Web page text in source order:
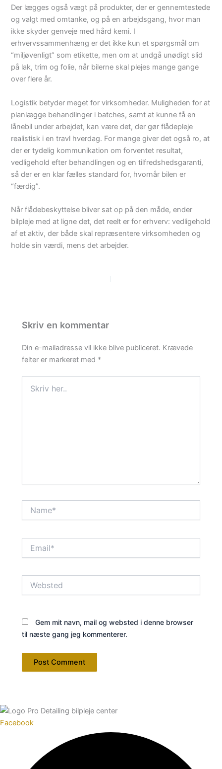
Der lægges også vægt på produkter, der er gennemtestede
og valgt med omtanke, og på en arbejdsgang, hvor man
ikke skyder genveje med hård kemi. I
erhvervssammenhæng er det ikke kun et spørgsmål om
“miljøvenligt” som etikette, men om at undgå unødigt slid
på lak, trim og folie, når bilerne skal plejes mange gange
over flere år.
Logistik betyder meget for virksomheder. Muligheden for at
planlægge behandlinger i batches, samt at kunne få en
lånebil under arbejdet, kan være det, der gør flådepleje
realistisk i en travl hverdag. For mange giver det også ro, at
der er tydelig kommunikation om forventet resultat,
vedligehold efter behandlingen og en tilfredshedsgaranti,
så der er en klar fælles standard for, hvornår bilen er
“færdig”.
Når flådebeskyttelse bliver sat op på den måde, ender
bilpleje med at ligne det, det reelt er for erhverv: vedligehold
af et aktiv, der både skal repræsentere virksomheden og
holde sin værdi, mens det arbejder.
Skriv en kommentar
Din e-mailadresse vil ikke blive publiceret. Krævede
felter er markeret med *
her..
Gem mit navn, mail og websted i denne browser
til næste gang jeg kommenterer.
Facebook